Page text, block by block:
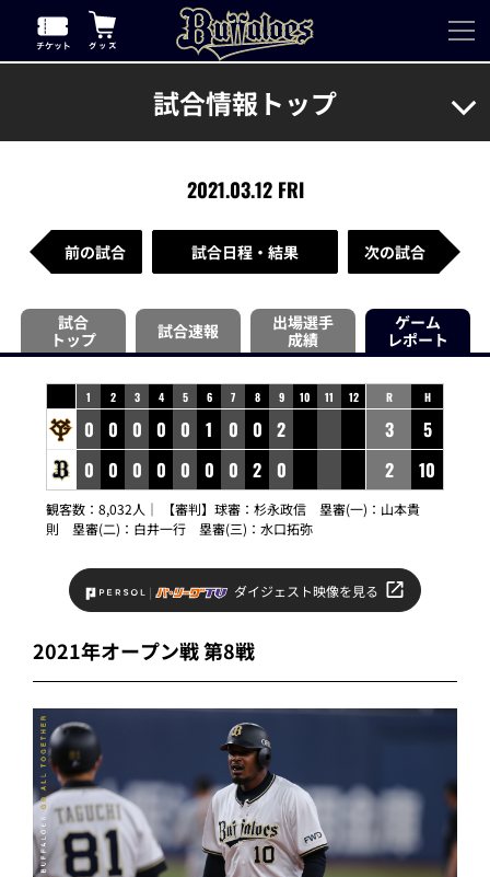
試合情報トップ
2021.03.12 FRI
前の試合 試合日程・結果 次の試合
試合
トップ
試合速報
出場選手
成績
ゲーム
レポート
1 2 3 4 5 6 7 8 9 10 11 12
0 0 0 0 0 1 0 0 2
0 0 0 0 0 0 0 2 0
R H
3
5
2
10
観客数：8,032人｜ 【審判】球審：杉永政信 塁審(一)：山本貴
則 塁審(二)：白井一行 塁審(三)：水口拓弥
ダイジェスト映像を見る
2021年オープン戦 第8戦